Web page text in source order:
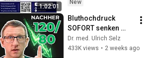
1:02:01
New
Bluthochdruck
SOFORT senken
ohne Tabletten - 3
TOP Methoden
Dr. med. Ulrich Selz
433K views • 2 weeks ago